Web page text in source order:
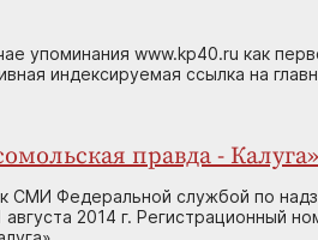
упоминания www.kp40.ru как
индексируемая ссылка на
правда -
СМИ Федеральной службой по
2014 г. Регистрационный